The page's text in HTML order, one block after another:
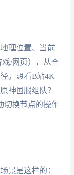
理位置、当前
戏/网页），从全
。想看B站4K
神国服组队？
切换节点的操作
景是这样的：